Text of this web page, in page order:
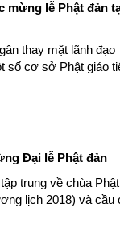
mừng lễ Phật đản
thay mặt lãnh đạo
số cơ sở Phật giáo
Đại lễ Phật đản
trung về chùa Phật
lịch 2018) và cầu